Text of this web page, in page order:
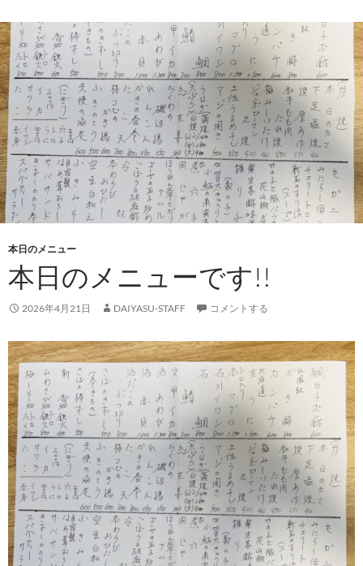
本日のメニュー
本日のメニューです!!
2026年4月21日 DAIYASU-STAFF コメントする